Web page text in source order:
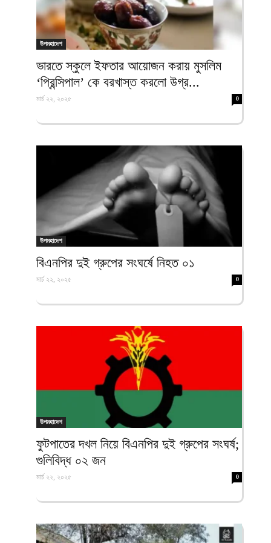
উপমহাদেশ
ভারতে স্কুলে ইফতার আয়োজন করায় মুসলিম
‘প্রিন্সিপাল’ কে বরখাস্ত করলো উগ্র...
মার্চ ২২, ২০২৫ 0
উপমহাদেশ
বিএনপির দুই গ্রুপের সংঘর্ষে নিহত ০১
মার্চ ২২, ২০২৫ 0
উপমহাদেশ
ফুটপাতের দখল নিয়ে বিএনপির দুই গ্রুপের সংঘর্ষ;
গুলিবিদ্ধ ০২ জন
মার্চ ২২, ২০২৫ 0